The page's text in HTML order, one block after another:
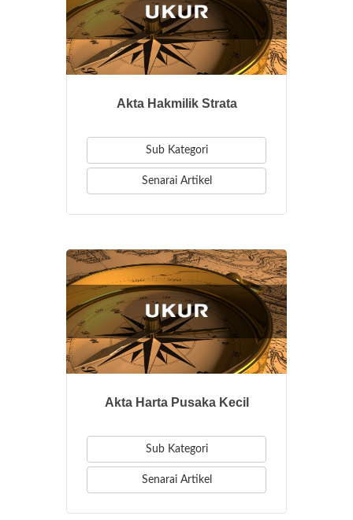
Akta Hakmilik Strata
Sub Kategori
Senarai Artikel
Akta Harta Pusaka Kecil
Sub Kategori
Senarai Artikel